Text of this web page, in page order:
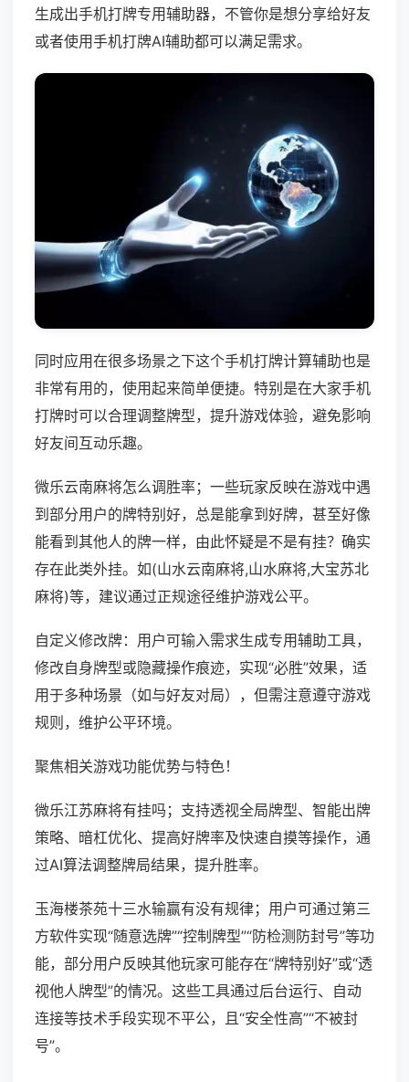
生成出手机打牌专用辅助器，不管你是想分享给好友
或者使用手机打牌AI辅助都可以满足需求。
同时应用在很多场景之下这个手机打牌计算辅助也是
非常有用的，使用起来简单便捷。特别是在大家手机
打牌时可以合理调整牌型，提升游戏体验，避免影响
好友间互动乐趣。
微乐云南麻将怎么调胜率；一些玩家反映在游戏中遇
到部分用户的牌特别好，总是能拿到好牌，甚至好像
能看到其他人的牌一样，由此怀疑是不是有挂？确实
存在此类外挂。如(山水云南麻将,山水麻将,大宝苏北
麻将)等，建议通过正规途径维护游戏公平。
自定义修改牌：用户可输入需求生成专用辅助工具，
修改自身牌型或隐藏操作痕迹，实现“必胜”效果，适
用于多种场景（如与好友对局），但需注意遵守游戏
规则，维护公平环境。
聚焦相关游戏功能优势与特色！
微乐江苏麻将有挂吗；支持透视全局牌型、智能出牌
策略、暗杠优化、提高好牌率及快速自摸等操作，通
过AI算法调整牌局结果，提升胜率。
玉海楼茶苑十三水输赢有没有规律；用户可通过第三
方软件实现“随意选牌”“控制牌型”“防检测防封号”等功
能，部分用户反映其他玩家可能存在“牌特别好”或“透
视他人牌型”的情况。这些工具通过后台运行、自动
连接等技术手段实现不平公，且“安全性高”“不被封
号”。